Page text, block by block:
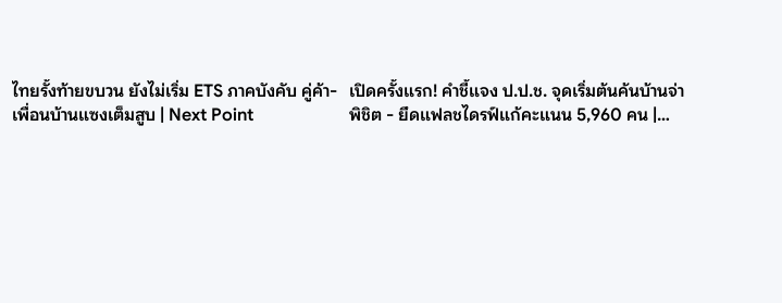
ไทยรั้งท้ายขบวน ยังไม่เริ่ม ETS ภาคบังคับ คู่ค้า-
เพื่อนบ้านแซงเต็มสูบ | Next Point
เปิดครั้งแรก! คำชี้แจง ป.ป.ช. จุดเริ่มต้นค้นบ้านจ่า
พิชิต - ยึดแฟลชไดรฟ์แก้คะแนน 5,960 คน |